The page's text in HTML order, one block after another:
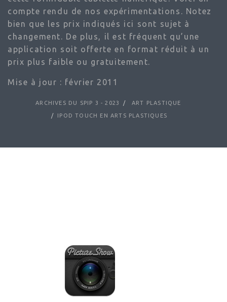
compte rendu de nos expérimentations. Notez
bien que les prix indiqués ici sont sujet à
changement. De plus, il est fréquent qu’une
application soit offerte en format réduit à un
prix plus faible ou gratuitement.
Mise à jour : février 2011
ARCHIVES DU SPIP 3 - 2023 ART PLASTIQUE
IPOD TOUCH EN ARTS PLASTIQUES